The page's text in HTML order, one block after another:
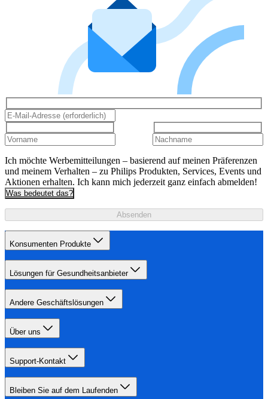
Ich möchte Werbemitteilungen – basierend auf meinen Präferenzen
und meinem Verhalten – zu Philips Produkten, Services, Events und
Aktionen erhalten. Ich kann mich jederzeit ganz einfach abmelden!
Was bedeutet das?
Absenden
Konsumenten Produkte
Lösungen für Gesundheitsanbieter
Andere Geschäftslösungen
Über uns
Support-Kontakt
Bleiben Sie auf dem Laufenden